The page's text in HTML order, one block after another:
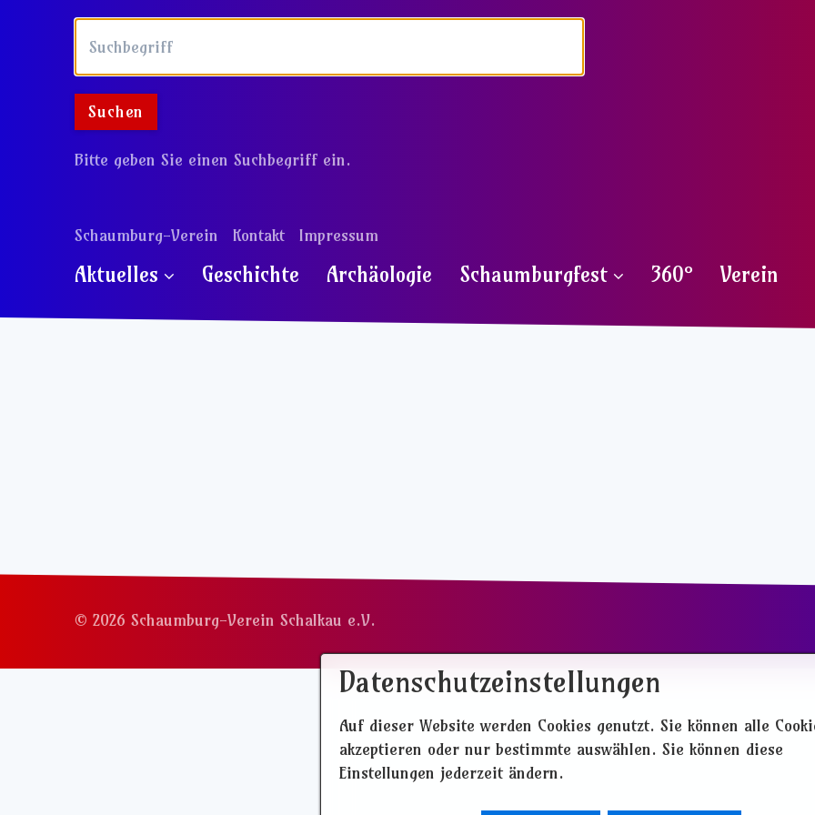
Bitte geben Sie einen Suchbegriff ein.
Schaumburg-Verein Kontakt Impressum
Aktuelles Geschichte Archäologie Schaumburgfest 360° Verein
© 2026 Schaumburg-Verein Schalkau e.V.
Datenschutzeinstellungen
Auf dieser Website werden Cookies genutzt. Sie können alle
akzeptieren oder nur bestimmte auswählen. Sie können diese
Einstellungen jederzeit ändern.